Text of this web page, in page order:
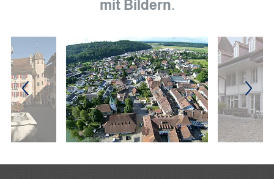
mit Bildern.